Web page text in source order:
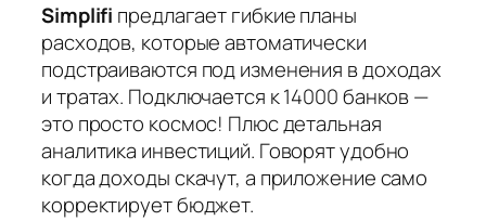
Simplifi предлагает гибкие планы
расходов, которые автоматически
подстраиваются под изменения в доходах
и тратах. Подключается к 14000 банков —
это просто космос! Плюс детальная
аналитика инвестиций. Говорят удобно
когда доходы скачут, а приложение само
корректирует бюджет.